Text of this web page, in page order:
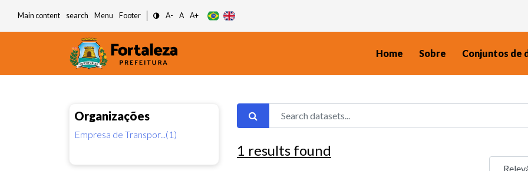
Main content search Menu Footer A- A A+
Home Sobre Conjuntos de
Organizações
Empresa de Transpor...(1)
1 results found